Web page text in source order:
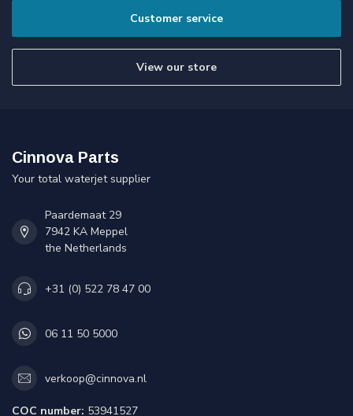
Customer service
View our store
Cinnova Parts
Your total waterjet supplier
Paardemaat 29
7942 KA Meppel
the Netherlands
+31 (0) 522 78 47 00
06 11 50 5000
verkoop@cinnova.nl
COC number: 53941527